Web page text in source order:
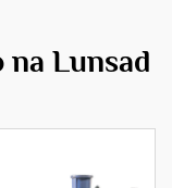
na Lunsad